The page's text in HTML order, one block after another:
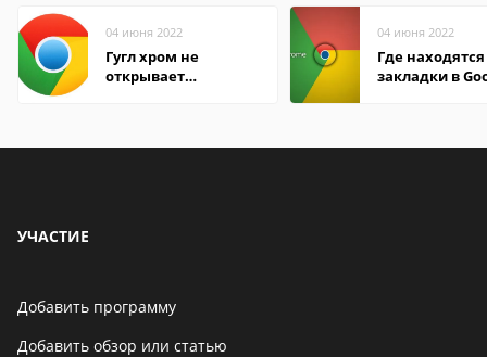
04 июня 2022
Гугл хром не
открывает
04 июня 2022
Где находятся
закладки в
УЧАСТИЕ
Добавить программу
Добавить обзор или статью